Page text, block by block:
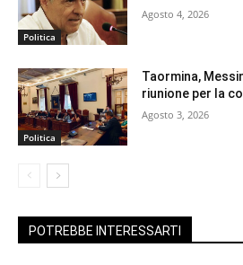
Politica
Agosto 4, 2026
Politica
Taormina,
riunione per la
Agosto 3, 2026
POTREBBE INTERESSARTI